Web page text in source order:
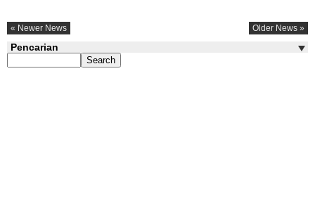
« Newer News Older News »
Pencarian